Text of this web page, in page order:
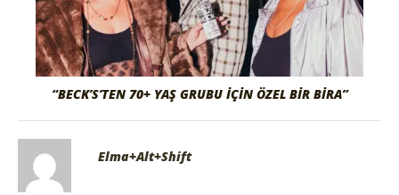
“BECK’S’TEN 70+ YAŞ GRUBU İÇIN ÖZEL BIR BIRA”
Elma+Alt+Shift